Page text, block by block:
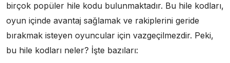
birçok popüler hile kodu bulunmaktadır. Bu hile kodları,
oyun içinde avantaj sağlamak ve rakiplerini geride
bırakmak isteyen oyuncular için vazgeçilmezdir. Peki,
bu hile kodları neler? İşte bazıları: